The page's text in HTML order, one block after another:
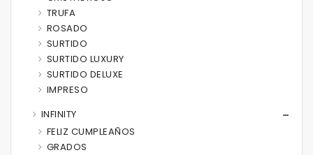
TRUFA
ROSADO
SURTIDO
SURTIDO LUXURY
SURTIDO DELUXE
IMPRESO
INFINITY
FELIZ CUMPLEAÑOS
GRADOS